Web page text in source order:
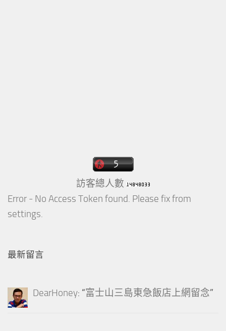
訪客總人數
Error - No Access Token found. Please fix from
settings.
最新留言
DearHoney: “富士山三島東急飯店上網留念”